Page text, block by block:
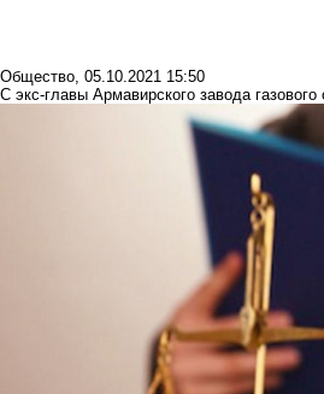
Общество, 05.10.2021 15:50
С экс-главы Армавирского завода